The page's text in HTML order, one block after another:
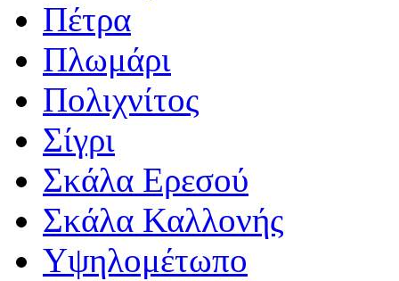
Πέτρα
Πλωμάρι
Πολιχνίτος
Σίγρι
Σκάλα Ερεσού
Σκάλα Καλλονής
Υψηλομέτωπο